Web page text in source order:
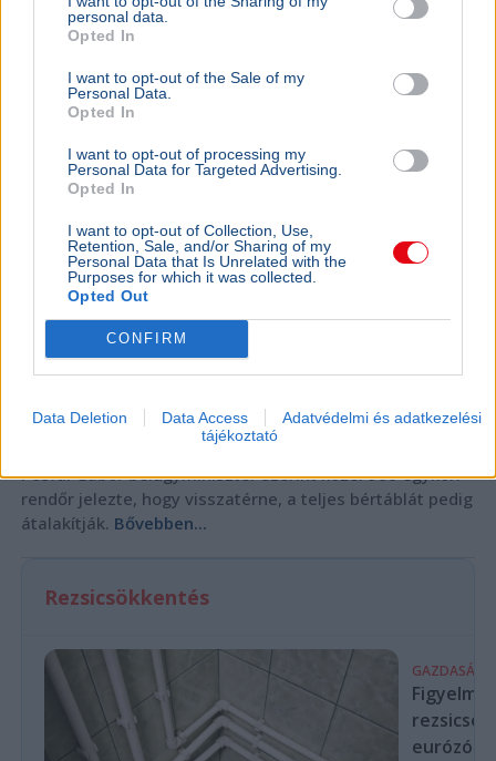
personal data.
Opted In
I want to opt-out of the Sale of my
Personal Data.
Opted In
I want to opt-out of processing my
Personal Data for Targeted Advertising.
Opted In
I want to opt-out of Collection, Use,
Retention, Sale, and/or Sharing of my
Personal Data that Is Unrelated with the
Purposes for which it was collected.
Opted Out
CONFIRM
Data Deletion Data Access
Adatvédelmi és adatkezelési
tájékoztató
BELFÖLD 2026. augusztus 7.
Pósfai Gábor: közel 900 egykori rendőr térne
vissza a testülethez
Pósfai Gábor belügyminiszter szerint közel 900 egykori
rendőr jelezte, hogy visszatérne, a teljes bértáblát pedig
átalakítják. Bővebben...
Rezsicsökkentés
GAZDASÁG